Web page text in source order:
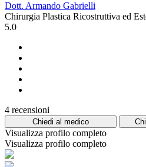
Dott. Armando Gabrielli
Chirurgia Plastica Ricostruttiva ed
5.0
4 recensioni
Chiedi al medico
Visualizza profilo completo
Visualizza profilo completo